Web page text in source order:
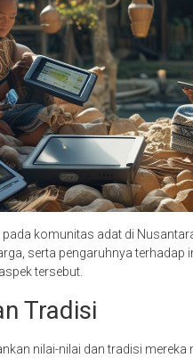
komunitas adat di
serta pengaruhnya terhadap
tersebut.
Tradisi
nilai-nilai dan tradisi